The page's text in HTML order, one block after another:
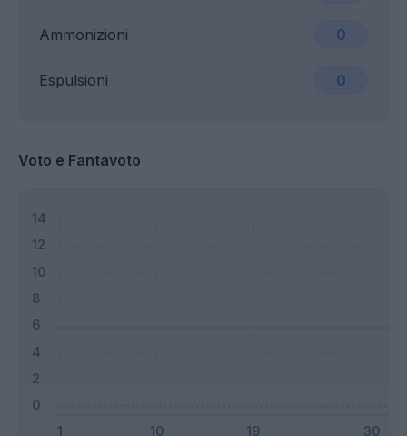
Ammonizioni 0
Espulsioni 0
Voto e Fantavoto